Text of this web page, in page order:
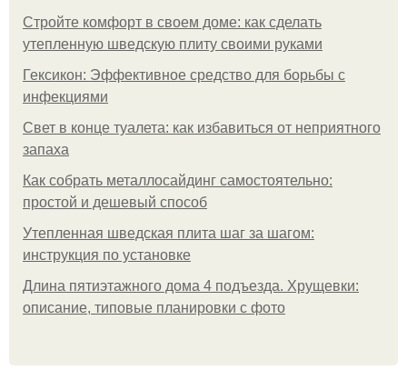
Стройте комфорт в своем доме: как сделать
утепленную шведскую плиту своими руками
Гексикон: Эффективное средство для борьбы с
инфекциями
Свет в конце туалета: как избавиться от неприятного
запаха
Как собрать металлосайдинг самостоятельно:
простой и дешевый способ
Утепленная шведская плита шаг за шагом:
инструкция по установке
Длина пятиэтажного дома 4 подъезда. Хрущевки:
описание, типовые планировки с фото